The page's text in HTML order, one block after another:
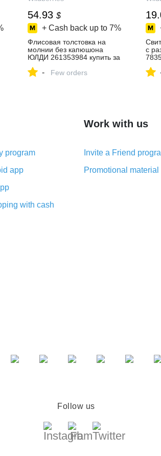
54.93 $
+ Cash back up to 7%
Флисовая толстовка на
молнии без капюшона
ЮЛДИ 261353984 купить за
интернет‑магазине
- Few orders
с
program
app
with cash
Work with us
Invite a Friend
Promotional material
Follow us